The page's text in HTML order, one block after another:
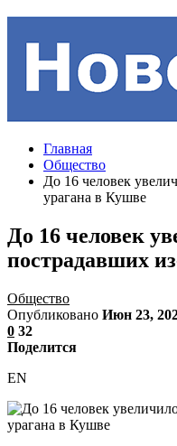
Главная
Общество
До 16 человек
урагана в Кушве
До 16 человек
пострадавших
Общество
Опубликовано Июн 23,
0 32
Поделится
EN